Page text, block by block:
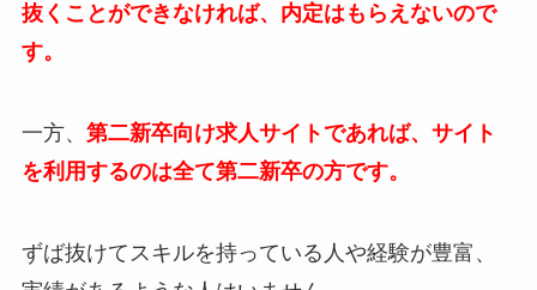
抜くことができなければ、内定はもらえないので
す。
一方、 第二新卒向け求人サイトであれば、サイト
を利用するのは全て第二新卒の方です。
ずば抜けてスキルを持っている人や経験が豊富、